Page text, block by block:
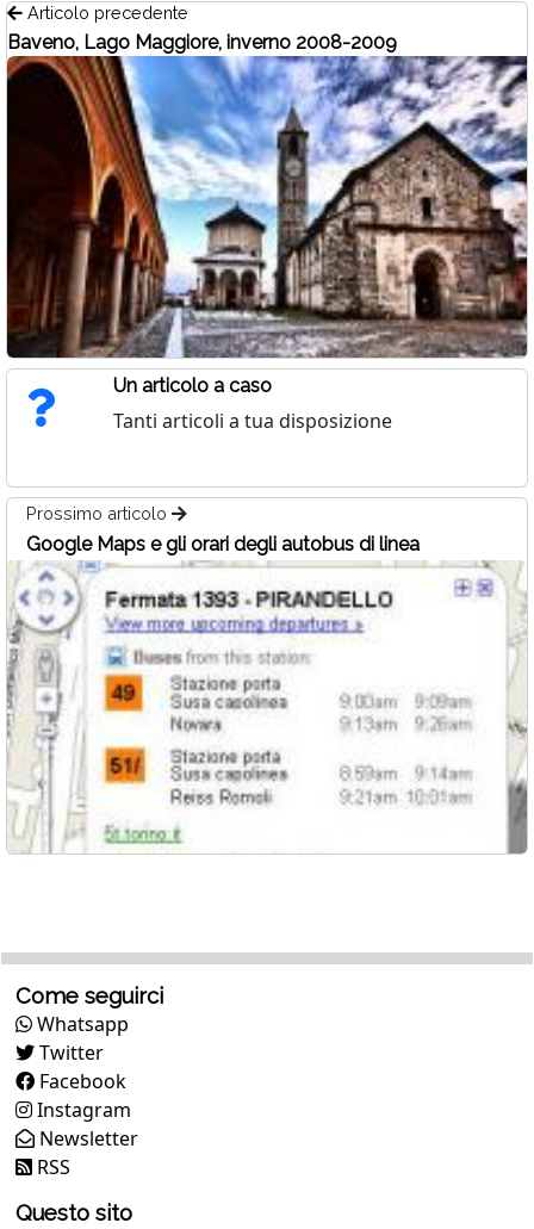
Articolo precedente
Baveno, Lago Maggiore, inverno 2008-2009
Un articolo a caso
Tanti articoli a tua disposizione
Prossimo articolo
Google Maps e gli orari degli autobus di linea
Come seguirci
Whatsapp
Twitter
Facebook
Instagram
Newsletter
RSS
Questo sito